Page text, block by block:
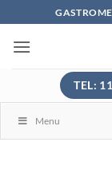
al
contenido
TEL:
Menu